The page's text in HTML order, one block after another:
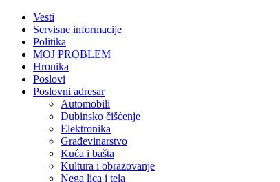
Vesti
Servisne informacije
Politika
MOJ PROBLEM
Hronika
Poslovi
Poslovni adresar
Automobili
Dubinsko čišćenje
Elektronika
Građevinarstvo
Kuća i bašta
Kultura i obrazovanje
Nega lica i tela